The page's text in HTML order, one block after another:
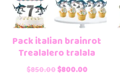
Pack italian brainrot
Trealalero tralala
$850.00$800.00